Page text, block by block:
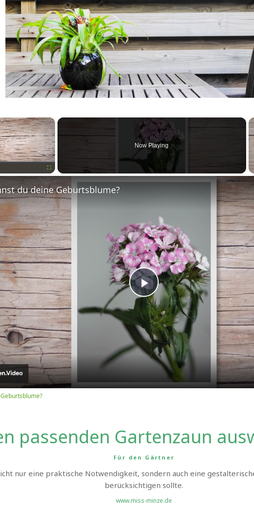
×
Now Playing
Play
Video
du deine Geburtsblume?
passenden Gartenzaun
Für den Gärtner
nur eine praktische Notwendigkeit, sondern auch eine
berücksichtigen sollte.
www.miss-minze.de